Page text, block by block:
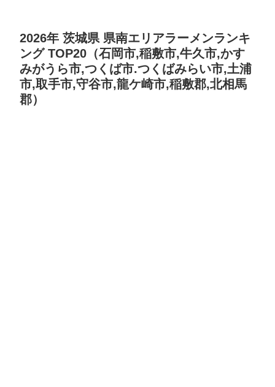
2026年 茨城県 県南エリアラーメンランキ
ング TOP20（石岡市,稲敷市,牛久市,かす
みがうら市,つくば市.つくばみらい市,土浦
市,取手市,守谷市,龍ケ崎市,稲敷郡,北相馬
郡）